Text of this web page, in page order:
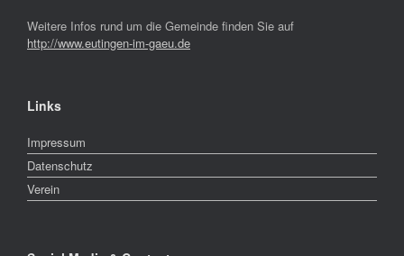
Weitere Infos rund um die Gemeinde finden Sie auf
http://www.eutingen-im-gaeu.de
Links
Impressum
Datenschutz
Verein